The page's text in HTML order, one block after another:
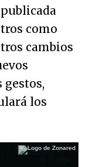
como
cambios
gestos,
los